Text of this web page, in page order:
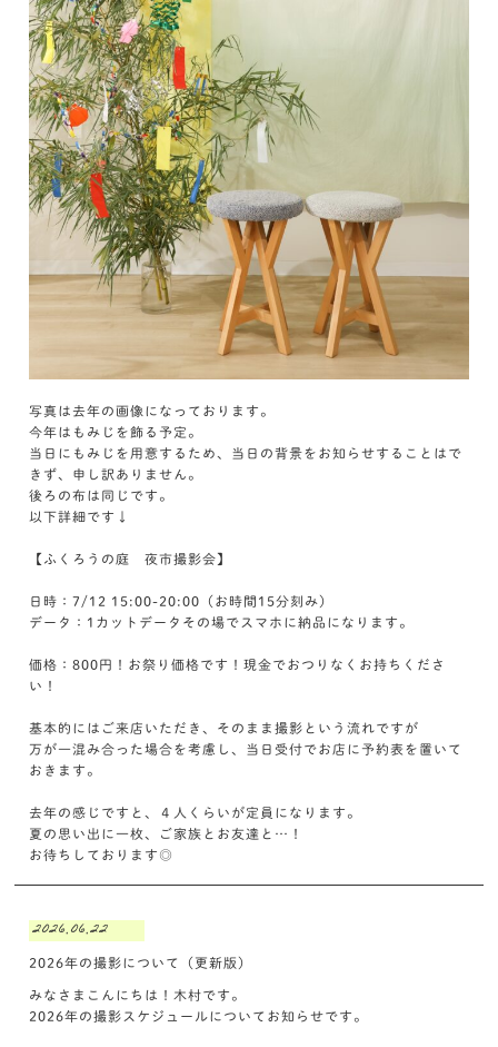
写真は去年の画像になっております。
今年はもみじを飾る予定。
当日にもみじを用意するため、当日の背景をお知らせすることはで
きず、申し訳ありません。
後ろの布は同じです。
以下詳細です↓
【ふくろうの庭 夜市撮影会】
日時：7/12 15:00-20:00（お時間15分刻み）
データ：1カットデータその場でスマホに納品になります。
価格：800円！お祭り価格です！現金でおつりなくお持ちくださ
い！
基本的にはご来店いただき、そのまま撮影という流れですが
万が一混み合った場合を考慮し、当日受付でお店に予約表を置いて
おきます。
去年の感じですと、４人くらいが定員になります。
夏の思い出に一枚、ご家族とお友達と…！
お待ちしております◎
2026.06.22
2026年の撮影について（更新版）
みなさまこんにちは！木村です。
2026年の撮影スケジュールについてお知らせです。